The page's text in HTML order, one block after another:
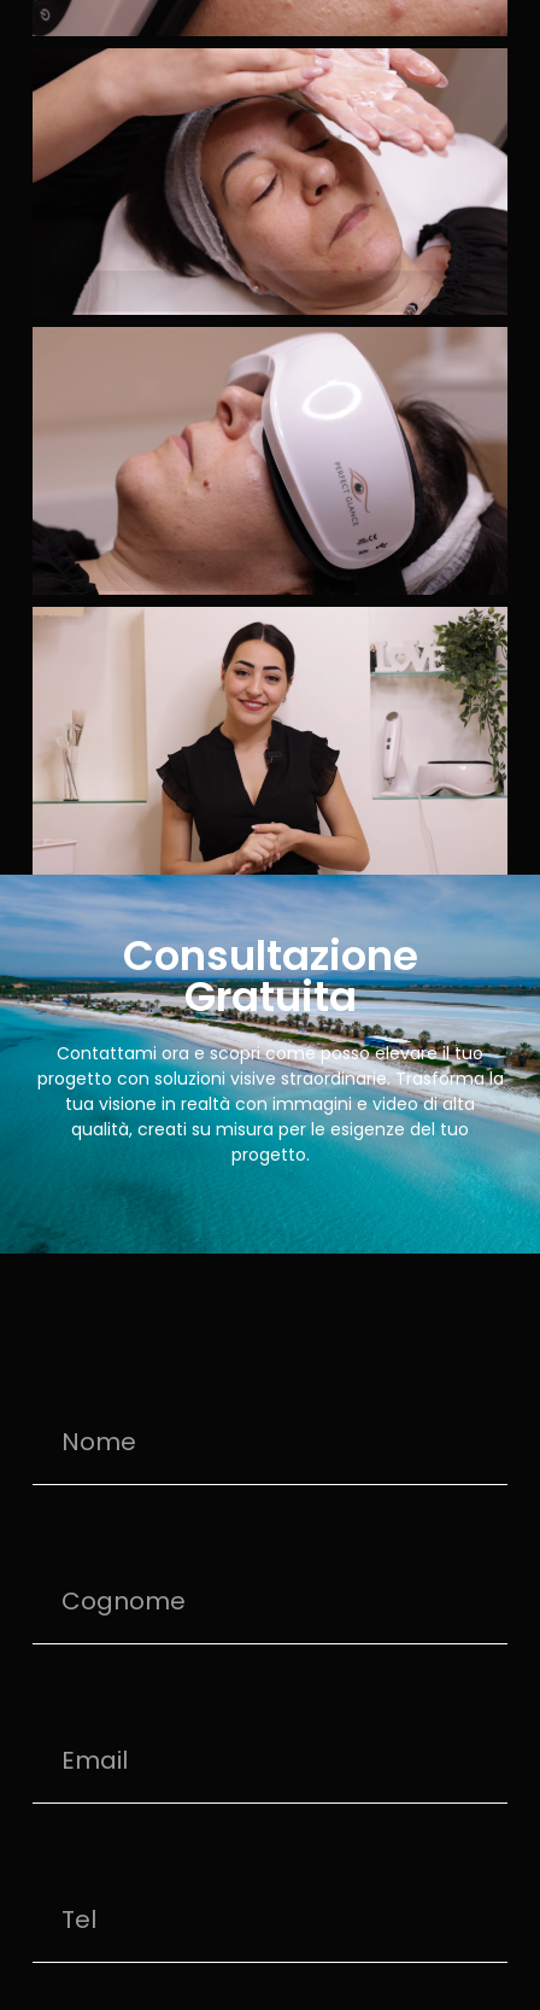
Consultazione
Gratuita
Contattami ora e scopri come posso elevare il tuo
progetto con soluzioni visive straordinarie. Trasforma la
tua visione in realtà con immagini e video di alta
qualità, creati su misura per le esigenze del tuo
progetto.